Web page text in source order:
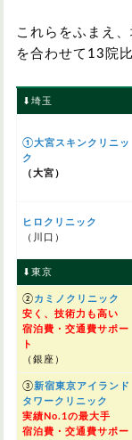
これらをふまえ
を合わせて13院
⬇︎埼玉
①大宮スキンクリニッ
ク
（大宮）
ヒロクリニック
（川口）
⬇︎東京
②カミノクリニック
安く、技術力も高い
宿泊費・交通費サポー
ト
（銀座）
③新宿東京アイランド
タワークリニック
実績No.1の最大手
宿泊費・交通費サポー